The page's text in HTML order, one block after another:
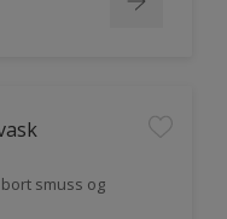
smuss og